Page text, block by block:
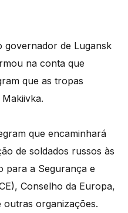
governador de Lugansk
na conta que
que as tropas
que encaminhará
de soldados russos às
para a Segurança e
Conselho da Europa,
organizações.